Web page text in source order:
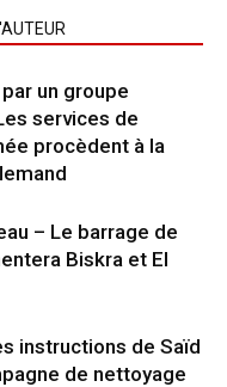
un groupe
services de
procèdent à la
– Le barrage de
Biskra et El
instructions de Saïd
de nettoyage